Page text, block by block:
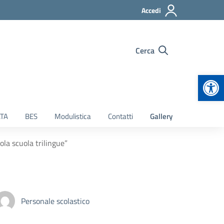
Accedi
Cerca
BES Modulistica Contatti Gallery
scuola trilingue”
Personale scolastico